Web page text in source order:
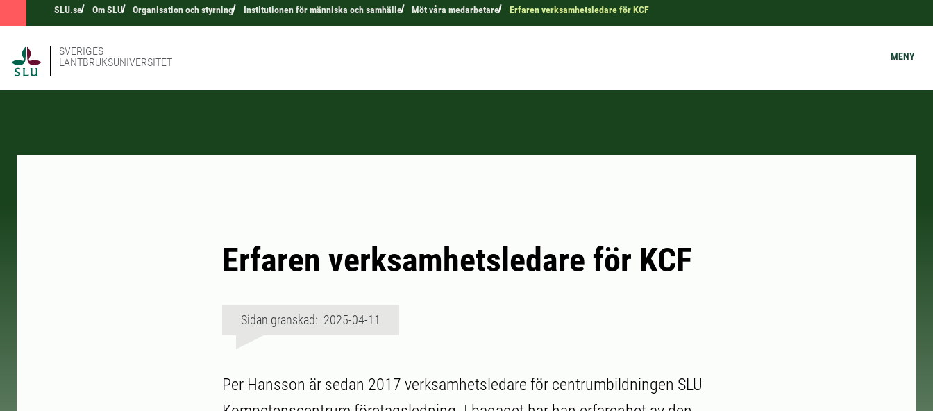
SLU.se Om SLU Organisation och styrning Institutionen för människa och samhälle Möt våra medarbetare Erfaren verksamhetsledare för KCF
SVERIGES
LANTBRUKSUNIVERSITET
MENY
Erfaren verksamhetsledare för KCF
Sidan granskad: 2025-04-11
Per Hansson är sedan 2017 verksamhetsledare för centrumbildningen SLU